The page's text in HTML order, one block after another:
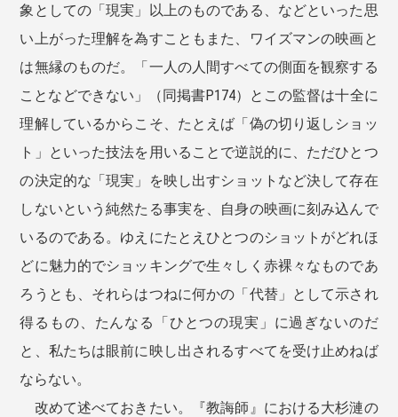
象としての「現実」以上のものである、などといった思
い上がった理解を為すこともまた、ワイズマンの映画と
は無縁のものだ。「一人の人間すべての側面を観察する
ことなどできない」（同掲書P174）とこの監督は十全に
理解しているからこそ、たとえば「偽の切り返しショッ
ト」といった技法を用いることで逆説的に、ただひとつ
の決定的な「現実」を映し出すショットなど決して存在
しないという純然たる事実を、自身の映画に刻み込んで
いるのである。ゆえにたとえひとつのショットがどれほ
どに魅力的でショッキングで生々しく赤裸々なものであ
ろうとも、それらはつねに何かの「代替」として示され
得るもの、たんなる「ひとつの現実」に過ぎないのだ
と、私たちは眼前に映し出されるすべてを受け止めねば
ならない。
改めて述べておきたい。『教誨師』における大杉漣の